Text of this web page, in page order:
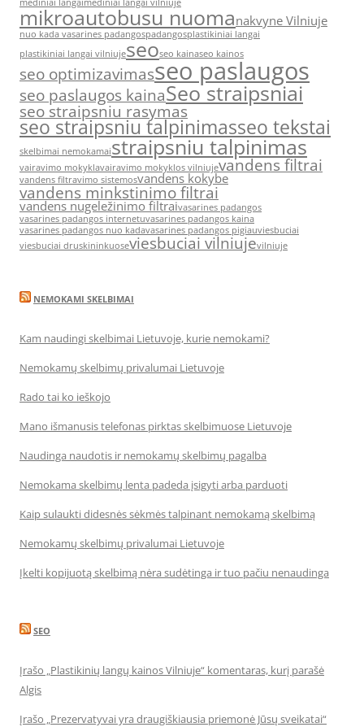
mediniai langaimediniai langai vilniuje
mikroautobusu nuomanakvyne Vilniuje
nuo kada vasarines padangospadangosplastikiniai langai
plastikiniai langai vilniujeseoseo kainaseo kainos
seo optimizavimasseo paslaugos
seo paslaugos kainaSeo straipsniai
seo straipsniu rasymas
seo straipsniu talpinimasseo tekstai
skelbimai nemokamaistraipsniu talpinimas
vairavimo mokyklavairavimo mokyklos vilniujevandens filtrai
vandens filtravimo sistemosvandens kokybe
vandens minkstinimo filtrai
vandens nugeležinimo filtraivasarines padangos
vasarines padangos internetuvasarines padangos kaina
vasarines padangos nuo kadavasarines padangos pigiauviesbuciai
viesbuciai druskininkuoseviesbuciai vilniujevilniuje
NEMOKAMI SKELBIMAI
Kam naudingi skelbimai Lietuvoje, kurie nemokami?
Nemokamų skelbimų privalumai Lietuvoje
Rado tai ko ieškojo
Mano išmanusis telefonas pirktas skelbimuose Lietuvoje
Naudinga naudotis ir nemokamų skelbimų pagalba
Nemokama skelbimų lenta padeda įsigyti arba parduoti
Kaip sulaukti didesnės sėkmės talpinant nemokamą skelbimą
Nemokamų skelbimų privalumai Lietuvoje
Įkelti kopijuotą skelbimą nėra sudėtinga ir tuo pačiu nenaudinga
SEO
Įrašo „Plastikinių langų kainos Vilniuje“ komentaras, kurį parašė
Algis
Įrašo „Prezervatyvai yra draugiškiausia priemonė Jūsų sveikatai“